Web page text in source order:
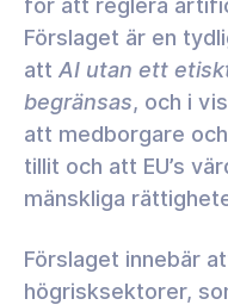
för att reglera
Förslaget är en
att AI utan ett
begränsas, och i
att medborgare
tillit och att EU’s
mänskliga
Förslaget innebär
högrisksektorer,